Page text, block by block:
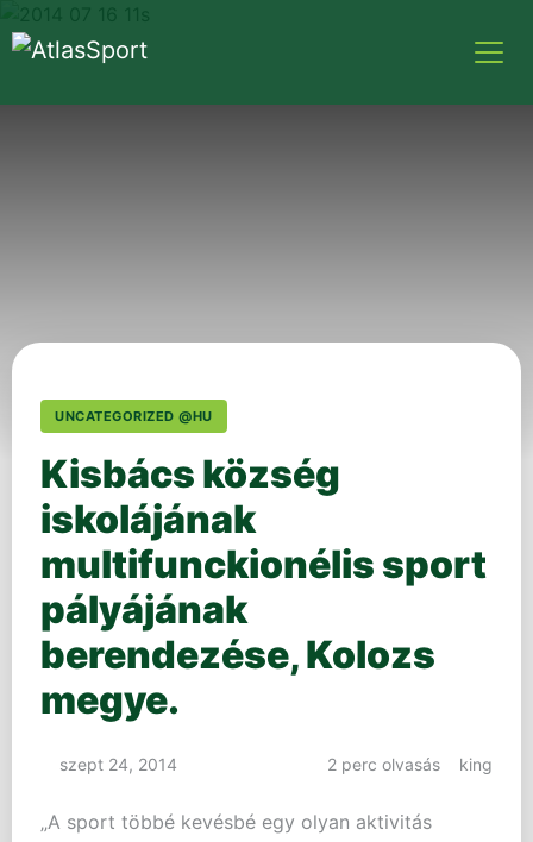
UNCATEGORIZED @HU
Kisbács község
iskolájának
multifunckionélis sport
pályájának
berendezése, Kolozs
megye.
szept 24, 2014 2 perc olvasás king
„A sport többé kevésbé egy olyan aktivitás